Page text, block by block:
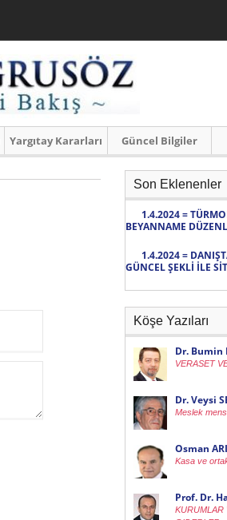
Yargıtay Kararları Güncel Bilgiler
Son Eklenenler
1.4.2024 =
BEYANNAME
1.4.2024 =
GÜNCEL ŞEKLİ İLE
Köşe Yazıları
Dr. Bumin
VERASET
Dr. Veysi
Meslek
Osman
Kasa ve
Prof. Dr.
KURUMLAR